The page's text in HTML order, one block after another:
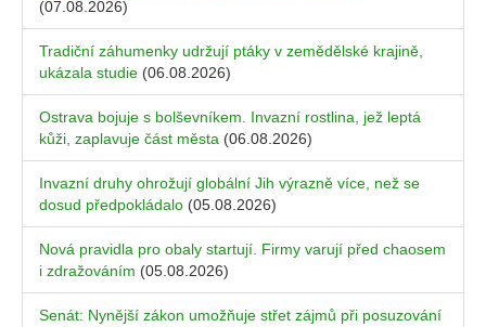
(07.08.2026)
Tradiční záhumenky udržují ptáky v zemědělské krajině,
ukázala studie (06.08.2026)
Ostrava bojuje s bolševníkem. Invazní rostlina, jež leptá
kůži, zaplavuje část města (06.08.2026)
Invazní druhy ohrožují globální Jih výrazně více, než se
dosud předpokládalo (05.08.2026)
Nová pravidla pro obaly startují. Firmy varují před chaosem
i zdražováním (05.08.2026)
Senát: Nynější zákon umožňuje střet zájmů při posuzování